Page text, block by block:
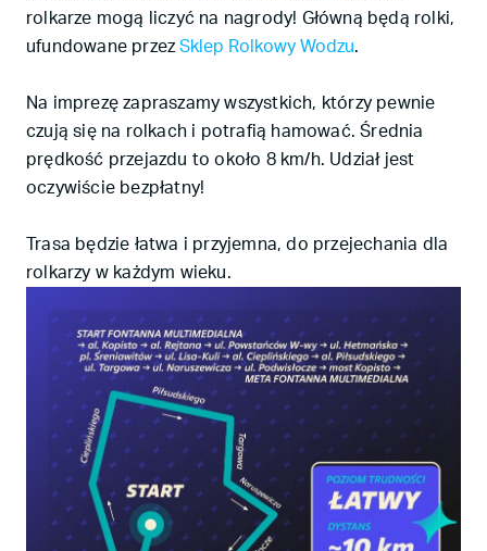
rolkarze mogą liczyć na nagrody! Główną będą rolki,
ufundowane przezSklep Rolkowy Wodzu.
Na imprezę zapraszamy wszystkich, którzy pewnie
czują się na rolkach i potrafią hamować. Średnia
prędkość przejazdu to około 8 km/h. Udział jest
oczywiście bezpłatny!
Trasa będzie łatwa i przyjemna, do przejechania dla
rolkarzy w każdym wieku.